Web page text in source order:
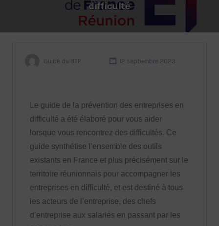
difficulté
Guide du BTP 12 septembre 2023
Le guide de la prévention des entreprises en
difficulté a été élaboré pour vous aider
lorsque vous rencontrez des difficultés. Ce
guide synthétise l’ensemble des outils
existants en France et plus précisément sur le
territoire réunionnais pour accompagner les
entreprises en difficulté, et est destiné à tous
les acteurs de l’entreprise, des chefs
d’entreprise aux salariés en passant par les